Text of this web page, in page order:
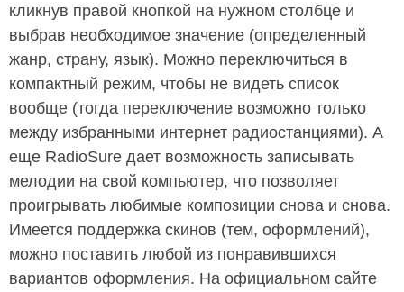
кликнув правой кнопкой на нужном столбце и
выбрав необходимое значение (определенный
жанр, страну, язык). Можно переключиться в
компактный режим, чтобы не видеть список
вообще (тогда переключение возможно только
между избранными интернет радиостанциями). А
еще RadioSure дает возможность записывать
мелодии на свой компьютер, что позволяет
проигрывать любимые композиции снова и снова.
Имеется поддержка скинов (тем, оформлений),
можно поставить любой из понравившихся
вариантов оформления. На официальном сайте